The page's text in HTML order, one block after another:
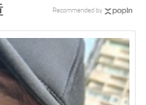
Recommended by